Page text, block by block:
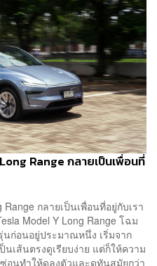
Range กลายเป็นเพื่อนที่
กลายเป็นเพื่อนที่อยู่กับเรา
Model Y Long Range โฉม
ก่อนอยู่ประมาณหนึ่ง เริ่มจาก
เส้นตรงดูเรียบง่าย แต่ก็ให้ความ
อนทำให้ดูลงตัวและดูทันสมัยกว่า